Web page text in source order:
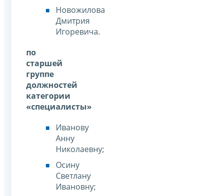
Новожилова
Дмитрия
Игоревича.
по
старшей
группе
должностей
категории
«специалисты»
Иванову
Анну
Николаевну;
Осину
Светлану
Ивановну;